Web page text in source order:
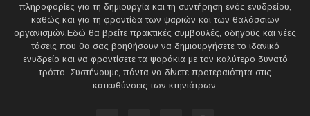
πληροφορίες για τη δημιουργία και τη συντήρηση ενός ενυδρείου,
καθώς και για τη φροντίδα των ψαριών και των θαλάσσιων
οργανισμών.Εδώ θα βρείτε πρακτικές συμβουλές, οδηγούς και νέες
τάσεις που θα σας βοηθήσουν να δημιουργήσετε το ιδανικό
ενυδρείο και να φροντίσετε τα ψαράκια με τον καλύτερο δυνατό
τρόπο. Συστήνουμε, πάντα να δίνετε προτεραιότητα στις
κατευθύνσεις των κτηνιάτρων.